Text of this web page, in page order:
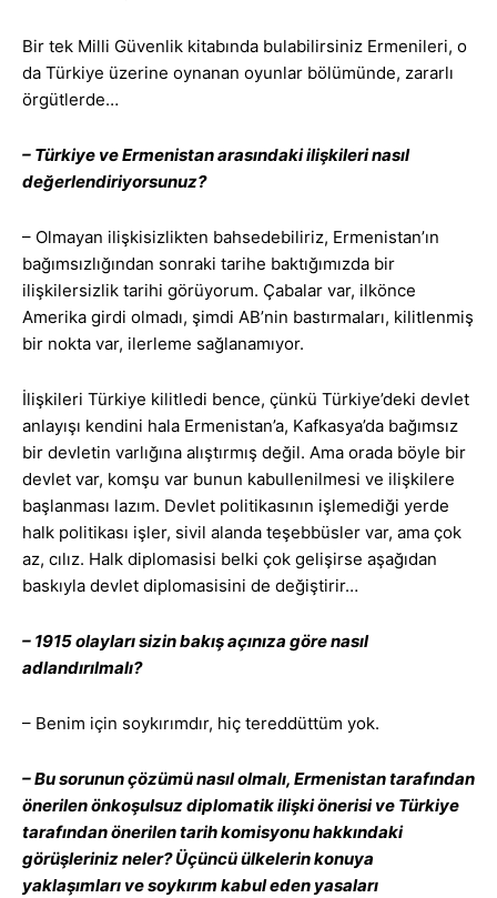
Bir tek Milli Güvenlik kitabında bulabilirsiniz Ermenileri, o
da Türkiye üzerine oynanan oyunlar bölümünde, zararlı
örgütlerde…
– Türkiye ve Ermenistan arasındaki ilişkileri nasıl
değerlendiriyorsunuz?
– Olmayan ilişkisizlikten bahsedebiliriz, Ermenistan’ın
bağımsızlığından sonraki tarihe baktığımızda bir
ilişkilersizlik tarihi görüyorum. Çabalar var, ilkönce
Amerika girdi olmadı, şimdi AB’nin bastırmaları, kilitlenmiş
bir nokta var, ilerleme sağlanamıyor.
İlişkileri Türkiye kilitledi bence, çünkü Türkiye’deki devlet
anlayışı kendini hala Ermenistan’a, Kafkasya’da bağımsız
bir devletin varlığına alıştırmış değil. Ama orada böyle bir
devlet var, komşu var bunun kabullenilmesi ve ilişkilere
başlanması lazım. Devlet politikasının işlemediği yerde
halk politikası işler, sivil alanda teşebbüsler var, ama çok
az, cılız. Halk diplomasisi belki çok gelişirse aşağıdan
baskıyla devlet diplomasisini de değiştirir…
– 1915 olayları sizin bakış açınıza göre nasıl
adlandırılmalı?
– Benim için soykırımdır, hiç tereddüttüm yok.
– Bu sorunun çözümü nasıl olmalı, Ermenistan tarafından
önerilen önkoşulsuz diplomatik ilişki önerisi ve Türkiye
tarafından önerilen tarih komisyonu hakkındaki
görüşleriniz neler? Üçüncü ülkelerin konuya
yaklaşımları ve soykırım kabul eden yasaları